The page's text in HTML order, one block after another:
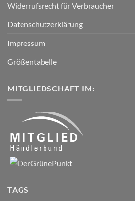
Widerrufsrecht für Verbraucher
Datenschutzerklärung
Impressum
Größentabelle
MITGLIEDSCHAFT IM:
TAGS